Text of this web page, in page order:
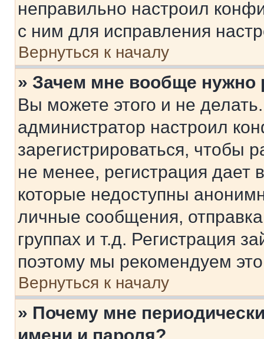
неправильно настроил
с ним для исправления
Вернуться к началу
» Зачем мне вообще нужно
Вы можете этого и не
администратор настроил
зарегистрироваться, чтобы
не менее, регистрация
которые недоступны
личные сообщения,
группах и т.д. Регистрация
поэтому мы рекомендуем
Вернуться к началу
» Почему мне